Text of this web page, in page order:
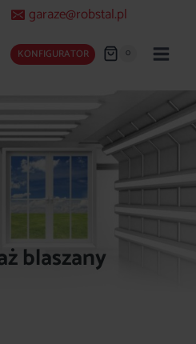
garaze@robstal.pl
KONFIGURATOR 0
blaszany